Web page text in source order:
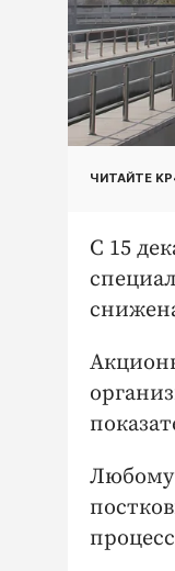
ЧИТАЙТЕ
С 15
Любому